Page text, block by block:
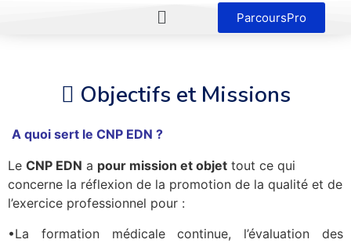
ParcoursPro
Objectifs et Missions
A quoi sert le CNP EDN ?
Le CNP EDN a pour mission et objet tout ce qui
concerne la réflexion de la promotion de la qualité et de
l’exercice professionnel pour :
•La formation médicale continue, l’évaluation des